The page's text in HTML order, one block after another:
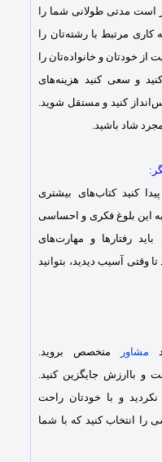
است مدتی طولانی شما را
کاری مرتبط با رشته‌تان را
از خودتان و خانواده‌تان را
و سعی کنید هزینه‌های
کنید و مستقل شوید.
شاد باشید.
کنید کتاب‌های بیشتری
به این بلوغ فکری و احساسی
رفتار‌ها و مهارت‌های
وقتی آسیب دیدید، بتوانید
مشاور
متخصص بروید.
و باارزش جایگزین کنید.
نکردید و با خودتان راحت
را انتخاب کنید که با شما